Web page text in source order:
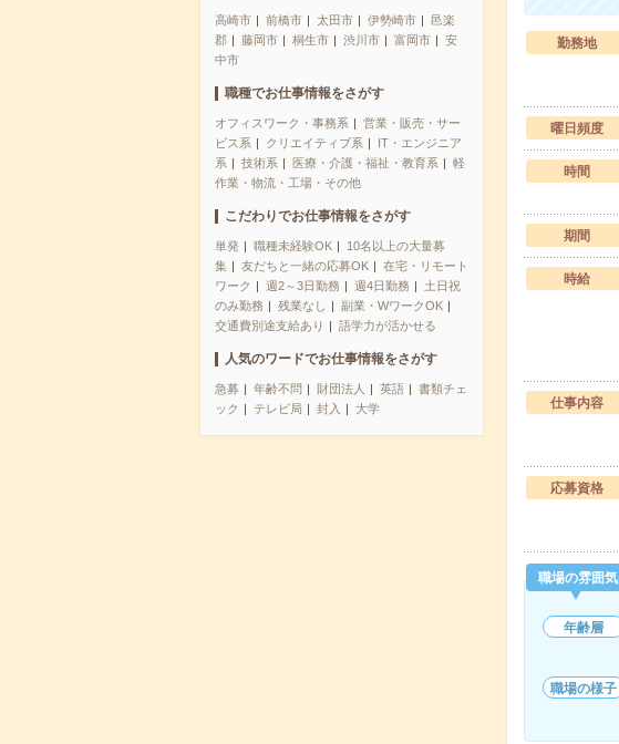
高崎市 前橋市 太田市 伊勢崎市
邑楽
郡
藤岡市 桐生市 渋川市 富岡市
安
中市
職種でお仕事情報をさがす
オフィスワーク・事務系
営業・販売・サー
ビス系
クリエイティブ系
IT・エンジニア
系
技術系 医療・介護・福祉・教育系
軽
作業・物流・工場・その他
こだわりでお仕事情報をさがす
単発 職種未経験OK
10名以上の大量募
集
友だちと一緒の応募OK
在宅・リモート
ワーク
週2～3日勤務 週4日勤務
土日祝
のみ勤務
残業なし
副業・WワークOK
交通費別途支給あり
語学力が活かせる
人気のワードでお仕事情報をさがす
急募 年齢不問 財団法人 英語
書類チェ
ック
テレビ局 封入 大学
勤務地
曜日頻度
時間
期間
時給
仕事内容
応募資格
職場の雰囲気
年齢層
職場の様子